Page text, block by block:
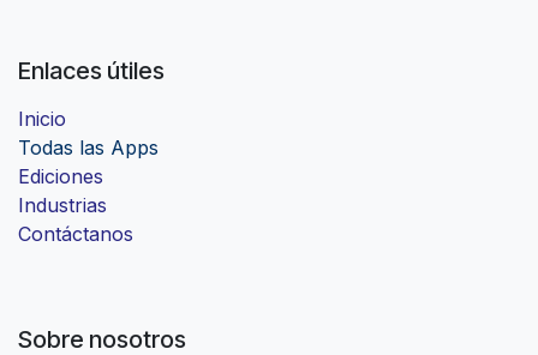
Enlaces útiles
Inicio
Todas las Apps
Ediciones
Industrias
Contáctanos
Sobre nosotros